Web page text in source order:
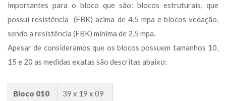
importantes para o bloco que são: blocos estruturais, que
possui resistência (FBK) acima de 4,5 mpa e blocos vedação,
endo a resistência (FBK) mínima de 2,5 mpa.
Apesar de consideramos que os blocos possuem tamanhos 10,
15 e 20 as medidas exatas são descritas abaixo:
Bloco 010 39 x 19 x 09